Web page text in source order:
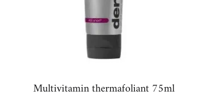
Multivitamin thermafoliant 75ml